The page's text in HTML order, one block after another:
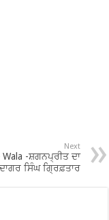
Next
Wala -ਸ਼ਗਨਪ੍ਰੀਤ ਦਾ
ਸਿੰਘ ਗ੍ਰਿਫ਼ਤਾਰ